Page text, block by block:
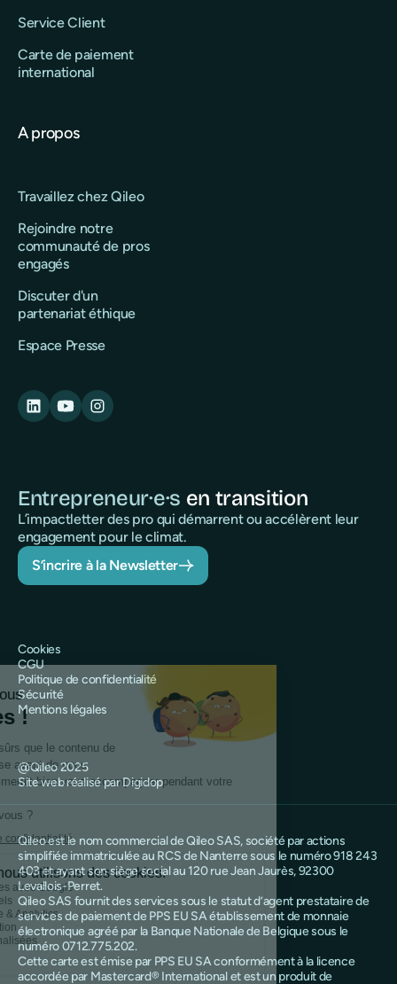
Service Client
Carte de paiement
international
A propos
Travaillez chez Qileo
Rejoindre notre
communauté de pros
engagés
Discuter d'un
partenariat éthique
Espace Presse
Entrepreneur·e·s en transition
L’impactletter des pro qui démarrent ou accélèrent leur
engagement pour le climat.
S’incrire à la Newsletter
@Qileo 2025
Site web réalisé par Digidop
Cookies
CGU
Politique de confidentialité
Sécurité
Mentions légales
Qileo est le nom commercial de Qileo SAS, société par actions
simplifiée immatriculée au RCS de Nanterre sous le numéro 918 243
403 et ayant son siège social au 120 rue Jean Jaurès, 92300
Levallois-Perret.
Qileo SAS fournit des services sous le statut d’agent prestataire de
services de paiement de PPS EU SA établissement de monnaie
électronique agréé par la Banque Nationale de Belgique sous le
numéro 0712.775.202.
Cette carte est émise par PPS EU SA conformément à la licence
accordée par Mastercard® International et est un produit de